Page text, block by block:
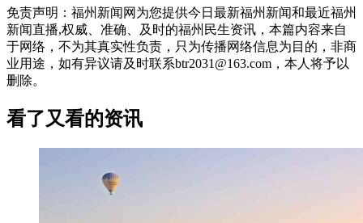
免责声明：福州新闻网为您提供今日最新福州新闻和最近福州
新闻直播,权威、准确、及时的福州民生资讯，本篇内容来自
于网络，不为其真实性负责，只为传播网络信息为目的，非商
业用途，如有异议请及时联系btr2031@163.com，本人将予以
删除。
看了又看的资讯